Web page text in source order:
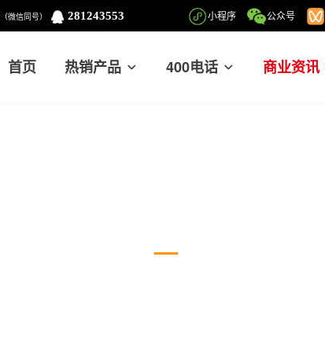
（微信同号） 281243553 小程序 公众号
首页 热销产品 400电话 商业资讯